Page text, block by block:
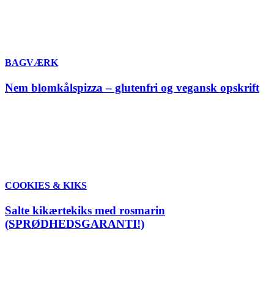
BAGVÆRK
Nem blomkålspizza – glutenfri og vegansk opskrift
COOKIES & KIKS
Salte kikærtekiks med rosmarin
(SPRØDHEDSGARANTI!)